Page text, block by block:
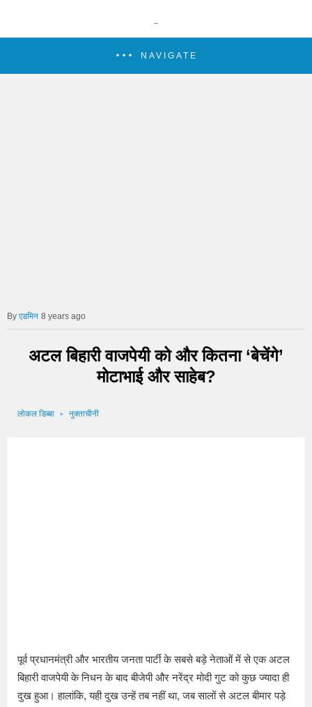
NAVIGATE
एडमिन 8 years ago
अटल बिहारी वाजपेयी को और कितना ‘बेचेंगे’
मोटाभाई और साहेब?
लोकल डिब्बा नुक्ताचीनी
पूर्व प्रधानमंत्री और भारतीय जनता पार्टी के सबसे बड़े नेताओं में से एक अटल
बिहारी वाजपेयी के निधन के बाद बीजेपी और नरेंद्र मोदी गुट को कुछ ज्यादा ही
दुख हुआ। हालांकि, यही दुख उन्हें तब नहीं था, जब सालों से अटल बीमार पड़े